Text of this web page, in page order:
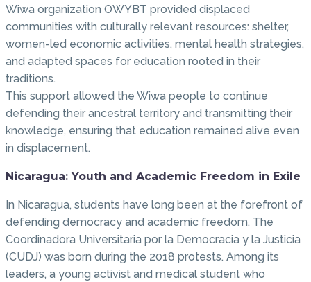
Wiwa organization OWYBT provided displaced
communities with culturally relevant resources: shelter,
women-led economic activities, mental health strategies,
and adapted spaces for education rooted in their
traditions.
This support allowed the Wiwa people to continue
defending their ancestral territory and transmitting their
knowledge, ensuring that education remained alive even
in displacement.
Nicaragua: Youth and Academic Freedom in Exile
In Nicaragua, students have long been at the forefront of
defending democracy and academic freedom. The
Coordinadora Universitaria por la Democracia y la Justicia
(CUDJ) was born during the 2018 protests. Among its
leaders, a young activist and medical student who